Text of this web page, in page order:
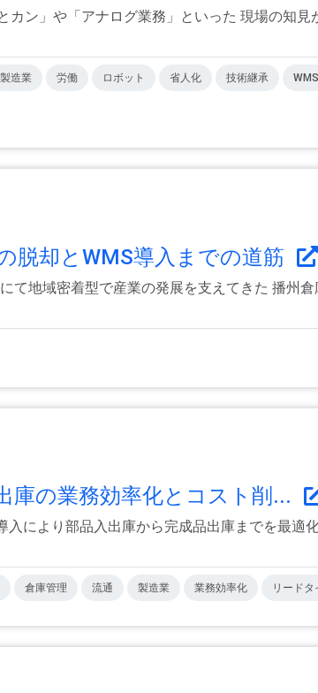
ン」や「アナログ業務」といった 現場の知見
製造業 労働 ロボット 省人化 技術継承 WMS
却とWMS導入までの道筋
て地域密着型で産業の発展を支えてきた 播州
庫の業務効率化とコスト削...
により部品入出庫から完成品出庫までを最適
倉庫管理 流通 製造業 業務効率化 リードタ